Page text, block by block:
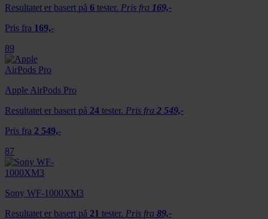
Resultatet er basert på 6 tester. Pris fra 169,-
Pris fra 169,-
89
Apple AirPods Pro
Resultatet er basert på 24 tester. Pris fra 2 549,-
Pris fra 2 549,-
87
Sony WF-1000XM3
Resultatet er basert på 21 tester. Pris fra 89,-